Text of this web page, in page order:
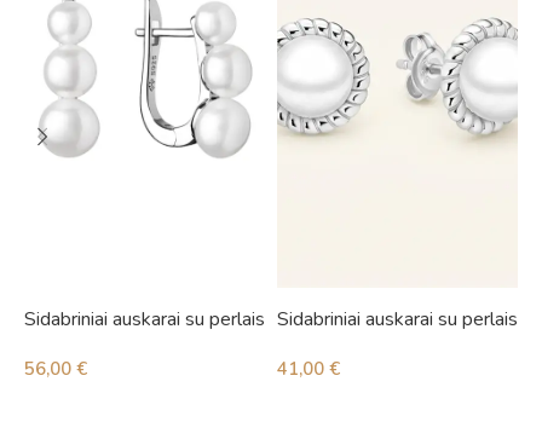
Sidabriniai auskarai su perlais
56,00 €
Sidabriniai auskarai su perlais
41,00 €